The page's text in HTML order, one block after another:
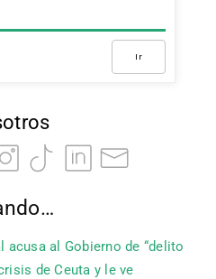
Ir
acusa al Gobierno de “delito
de Ceuta y le ve